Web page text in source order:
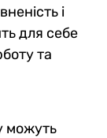
і
для себе
та
можуть